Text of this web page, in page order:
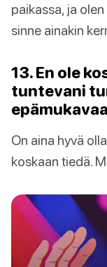
paikassa, ja
sinne ainakin
13. En ole
tuntevani
On aina hyvä
koskaan tiedä.